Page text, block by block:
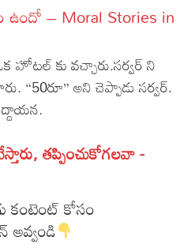
Songs
SongsSongs
Songs
Songs
– Moral Stories in
కు వచ్చారు.సర్వర్ ని
“50రూ” అని చెప్పాడు సర్వర్.
తప్పించుకోగలవా -
కంటెంట్ కోసం
అవ్వండి